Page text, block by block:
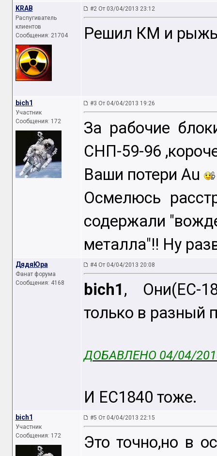
KRAB
Распугиватель
клиентов
Сообщения: 21704
#2 От 03/04/2013 23:12
Решил КМ и
bich1
Участник
Сообщения: 172
#3 От 04/04/2013 19:26
За рабочие
СНП-59-96
Ваши потери Au
Осмелюсь
содержали
металла"!! Ну
ДядяЮра
Фанат форума
Сообщения: 4168
#4 От 04/04/2013 20:08
bich1 , Они(ЕС-
только в разный
ДОБАВЛЕНО 04/04/
И ЕС1840 тоже.
bich1
Участник
Сообщения: 172
#5 От 04/04/2013 22:15
Это точно,но в